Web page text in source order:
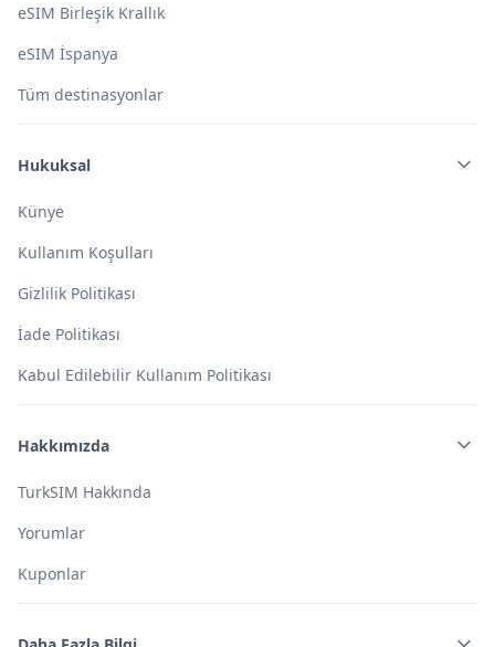
eSIM Birleşik Krallık
eSIM İspanya
Tüm destinasyonlar
Hukuksal
Künye
Kullanım Koşulları
Gizlilik Politikası
İade Politikası
Kabul Edilebilir Kullanım Politikası
Hakkımızda
TurkSIM Hakkında
Yorumlar
Kuponlar